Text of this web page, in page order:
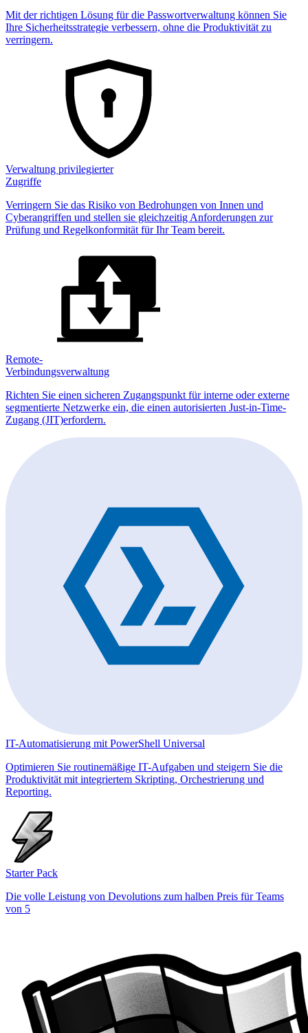
Mit der richtigen Lösung für die Passwortverwaltung können Sie
Ihre Sicherheitsstrategie verbessern, ohne die Produktivität zu
verringern.
Verwaltung privilegierter
Zugriffe
Verringern Sie das Risiko von Bedrohungen von Innen und
Cyberangriffen und stellen sie gleichzeitig Anforderungen zur
Prüfung und Regelkonformität für Ihr Team bereit.
Remote-
Verbindungsverwaltung
Richten Sie einen sicheren Zugangspunkt für interne oder externe
segmentierte Netzwerke ein, die einen autorisierten Just-in-Time-
Zugang (JIT)erfordern.
IT-Automatisierung mit PowerShell Universal
Optimieren Sie routinemäßige IT-Aufgaben und steigern Sie die
Produktivität mit integriertem Skripting, Orchestrierung und
Reporting.
Starter Pack
Die volle Leistung von Devolutions zum halben Preis für Teams
von 5